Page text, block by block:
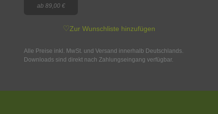
ab 89,00 €
♡Zur Wunschliste hinzufügen
Alle Preise inkl. MwSt. und Versand innerhalb Deutschlands.
Downloads sind direkt nach Zahlungseingang verfügbar.